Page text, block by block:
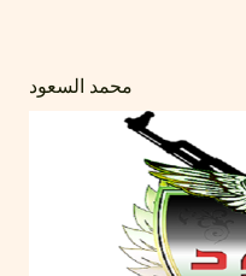
محمد السعود